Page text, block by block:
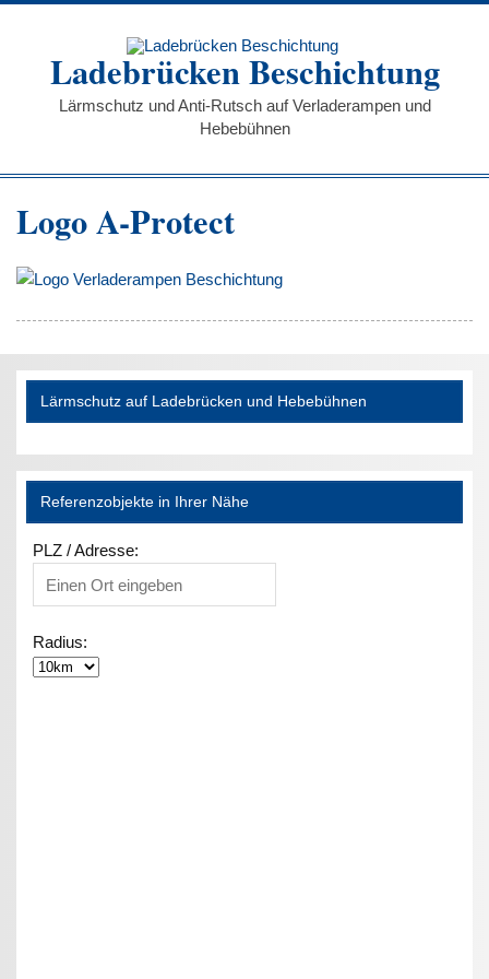
Zum
Ladebrücken Beschichtung
Lärmschutz und Anti-Rutsch auf Verladerampen und
Hebebühnen
Logo A-Protect
Lärmschutz auf Ladebrücken und Hebebühnen
Referenzobjekte in Ihrer Nähe
PLZ / Adresse:
Radius: